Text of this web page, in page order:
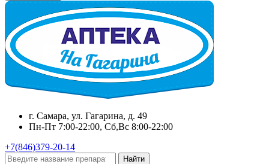
г. Самара, ул. Гагарина, д. 49
Пн-Пт 7:00-22:00, Сб,Вс 8:00-22:00
+7(846)379-20-14
Найти